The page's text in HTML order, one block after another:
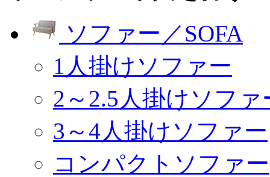
ソファー／SOFA
1人掛けソファー
2～2.5人掛けソファ
3～4人掛けソファー
コンパクトソファー